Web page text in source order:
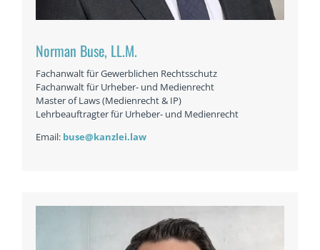
Norman Buse, LL.M.
Fachanwalt für Gewerblichen Rechtsschutz
Fachanwalt für Urheber- und Medienrecht
Master of Laws (Medienrecht & IP)
Lehrbeauftragter für Urheber- und Medienrecht
Email: buse@kanzlei.law